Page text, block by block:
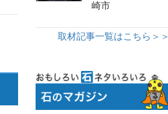
崎市
取材記事一覧はこちら＞＞